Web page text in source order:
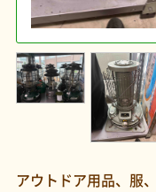
アウトドア用品、服